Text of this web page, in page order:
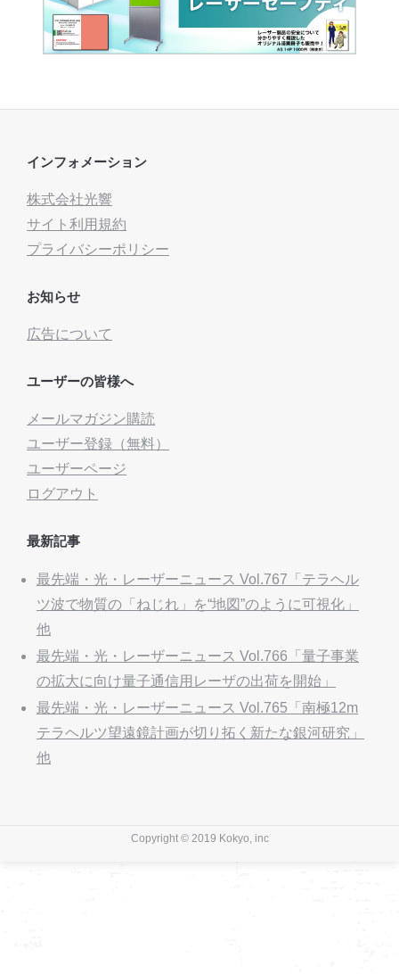
インフォメーション
株式会社光響
サイト利用規約
プライバシーポリシー
お知らせ
広告について
ユーザーの皆様へ
メールマガジン購読
ユーザー登録（無料）
ユーザーページ
ログアウト
最新記事
最先端・光・レーザーニュース Vol.767「テラヘル
ツ波で物質の「ねじれ」を“地図”のように可視化」
他
最先端・光・レーザーニュース Vol.766「量子事業
の拡大に向け量子通信用レーザの出荷を開始」
最先端・光・レーザーニュース Vol.765「南極12m
テラヘルツ望遠鏡計画が切り拓く新たな銀河研究」
他
Copyright © 2019 Kokyo, inc